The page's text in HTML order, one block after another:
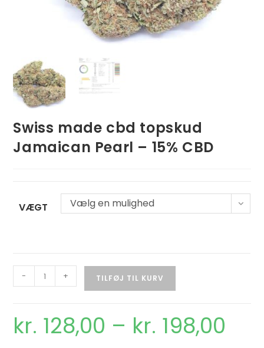
Swiss made cbd topskud
Jamaican Pearl – 15% CBD
VÆGT Vælg en mulighed
- + TILFØJ TIL KURV
kr. 128,00 – kr. 198,00